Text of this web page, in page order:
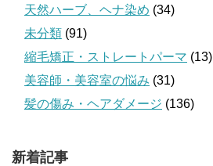
天然ハーブ、ヘナ染め (34)
未分類 (91)
縮毛矯正・ストレートパーマ (13)
美容師・美容室の悩み (31)
髪の傷み・ヘアダメージ (136)
新着記事